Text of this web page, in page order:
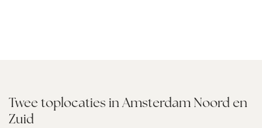
Twee toplocaties in Amsterdam Noord en
Zuid